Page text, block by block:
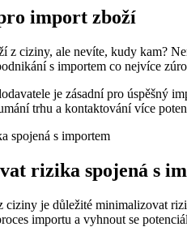
import zboží
z ciziny, ale nevíte, kudy kam?
s importem co nejvíce
je zásadní pro úspěšný
trhu a kontaktování více
rizika spojená s
ciziny je důležité minimalizovat
importu a vyhnout se